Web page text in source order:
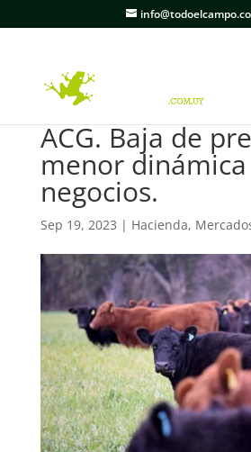
ACG. Baja de
menor
negocios.
Sep 19, 2023 | Hacienda,